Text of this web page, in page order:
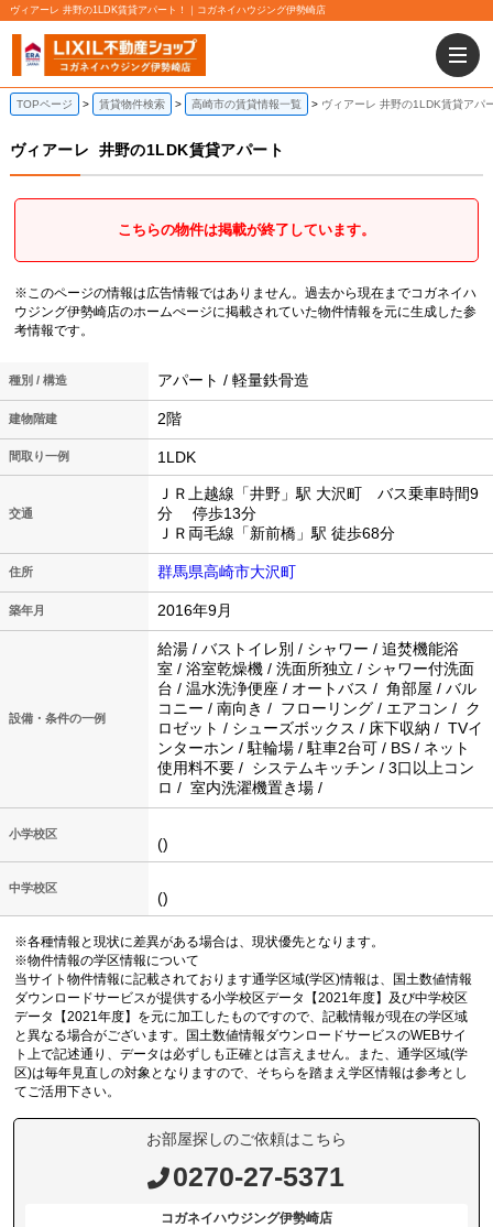
ヴィアーレ 井野の1LDK賃貸アパート！｜コガネイハウジング伊勢崎店
TOPページ 賃貸物件検索 高崎市の賃貸情報一覧 ヴィアーレ 井野の1LDK賃貸アパ
ヴィアーレ 井野の1LDK賃貸アパート
こちらの物件は掲載が終了しています。
※このページの情報は広告情報ではありません。過去から現在までコガネイハ
ウジング伊勢崎店のホームぺージに掲載されていた物件情報を元に生成した参
考情報です。
種別 / 構造 アパート / 軽量鉄骨造
建物階建 2階
間取り一例 1LDK
交通
ＪＲ上越線「井野」駅 大沢町 バス乗車時間9
分 停歩13分
ＪＲ両毛線「新前橋」駅 徒歩68分
住所 群馬県高崎市大沢町
築年月 2016年9月
設備・条件の一例
給湯 / バストイレ別 / シャワー / 追焚機能浴
室 / 浴室乾燥機 / 洗面所独立 / シャワー付洗面
台 / 温水洗浄便座 / オートバス / 角部屋 / バル
コニー / 南向き / フローリング / エアコン / ク
ロゼット / シューズボックス / 床下収納 / TVイ
ンターホン / 駐輪場 / 駐車2台可 / BS / ネット
使用料不要 / システムキッチン / 3口以上コン
ロ / 室内洗濯機置き場 /
小学校区
()
中学校区
()
※各種情報と現状に差異がある場合は、現状優先となります。
※物件情報の学区情報について
当サイト物件情報に記載されております通学区域(学区)情報は、国土数値情報
ダウンロードサービスが提供する小学校区データ【2021年度】及び中学校区
データ【2021年度】を元に加工したものですので、記載情報が現在の学区域
と異なる場合がございます。国土数値情報ダウンロードサービスのWEBサイ
ト上で記述通り、データは必ずしも正確とは言えません。また、通学区域(学
区)は毎年見直しの対象となりますので、そちらを踏まえ学区情報は参考とし
てご活用下さい。
お部屋探しのご依頼はこちら
0270-27-5371
コガネイハウジング伊勢崎店